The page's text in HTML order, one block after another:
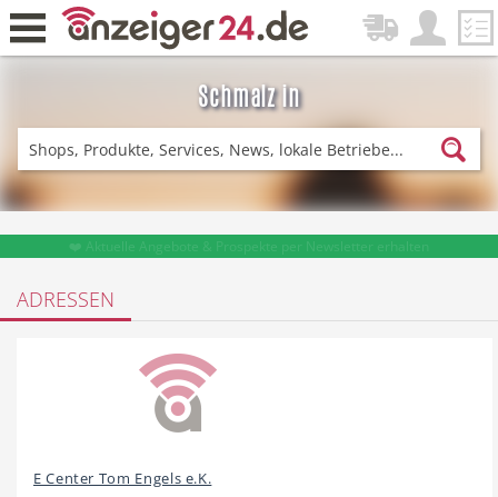
Schmalz in
Zurück
Fitness & Sport Einkaufen
DE-News News
Restaurant
❤️ Aktuelle Angebote & Prospekte per Newsletter erhalten
ADRESSEN
E Center Tom Engels e.K.